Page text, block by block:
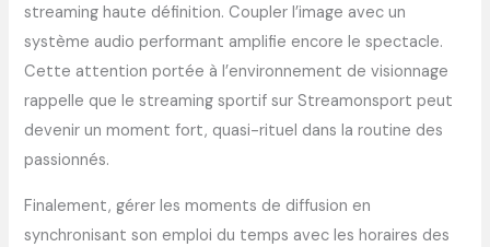
streaming haute définition. Coupler l’image avec un
système audio performant amplifie encore le spectacle.
Cette attention portée à l’environnement de visionnage
rappelle que le streaming sportif sur Streamonsport peut
devenir un moment fort, quasi-rituel dans la routine des
passionnés.
Finalement, gérer les moments de diffusion en
synchronisant son emploi du temps avec les horaires des